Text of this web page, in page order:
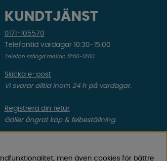
KUNDTJÄNST
0171-105570
Telefontid vardagar 10:30-15:00
Telefon stängd mellan 12:00-13:00
Skicka e-post
Vi svarar alltid inom 24 h på vardagar.
Registrera din retur
Gäller ångrat köp & felbeställning.
Gäller defekt vara, transportskada etc.
men även cookies för bättre